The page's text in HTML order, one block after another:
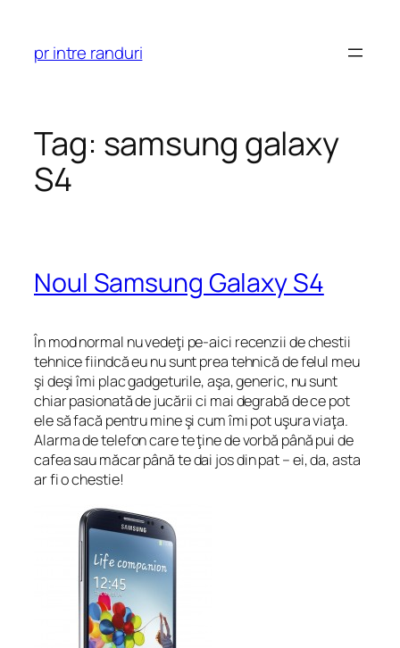
content
pr intre randuri
Tag: samsung galaxy
S4
Noul Samsung Galaxy S4
În mod normal nu vedeţi pe-aici recenzii de chestii
tehnice fiindcă eu nu sunt prea tehnică de felul meu
şi deşi îmi plac gadgeturile, aşa, generic, nu sunt
chiar pasionată de jucării ci mai degrabă de ce pot
ele să facă pentru mine şi cum îmi pot uşura viaţa.
Alarma de telefon care te ţine de vorbă până pui de
cafea sau măcar până te dai jos din pat – ei, da, asta
ar fi o chestie!